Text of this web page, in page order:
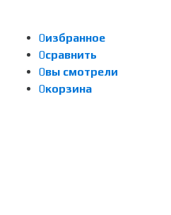
0избранное
0сравнить
0вы смотрели
0корзина